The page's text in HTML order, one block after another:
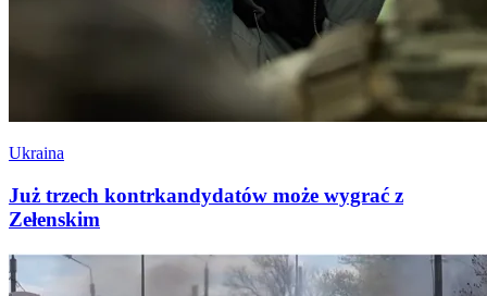
Ukraina
Już trzech kontrkandydatów może wygrać z
Zełenskim